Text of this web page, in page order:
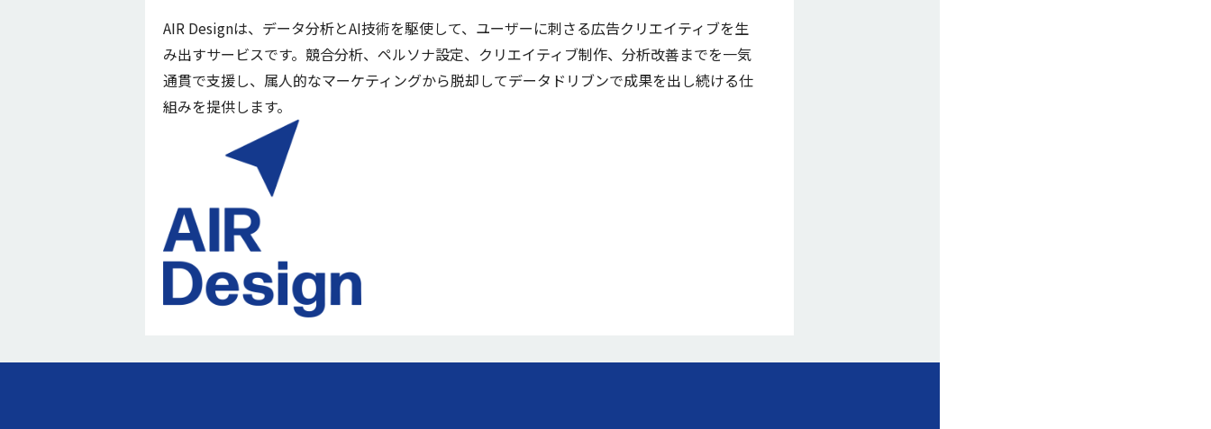
AIR Designは、データ分析とAI技術を駆使して、ユーザーに刺さる広告クリエイティブを生
み出すサービスです。競合分析、ペルソナ設定、クリエイティブ制作、分析改善までを一気
通貫で支援し、属人的なマーケティングから脱却してデータドリブンで成果を出し続ける仕
組みを提供します。